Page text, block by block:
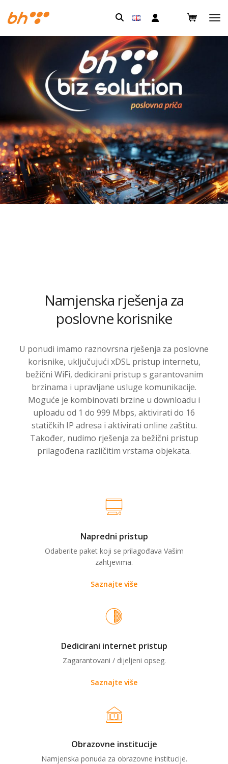
Pretraga:
Namjenska rješenja za
poslovne korisnike
U ponudi imamo raznovrsna rješenja za poslovne
korisnike, uključujući xDSL pristup internetu,
bežični WiFi, dedicirani pristup s garantovanim
brzinama i upravljane usluge komunikacije.
Moguće je kombinovati brzine u downloadu i
uploadu od 1 do 999 Mbps, aktivirati do 16
statičkih IP adresa i aktivirati online zaštitu.
Također, nudimo rješenja za bežični pristup
prilagođena različitim vrstama objekata.
Napredni pristup
Odaberite paket koji se prilagođava Vašim
zahtjevima.
Saznajte više
Dedicirani internet pristup
Zagarantovani / dijeljeni opseg.
Saznajte više
Obrazovne institucije
Namjenska ponuda za obrazovne institucije.